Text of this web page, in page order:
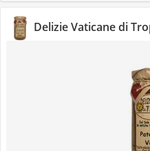
Delizie Vaticane di